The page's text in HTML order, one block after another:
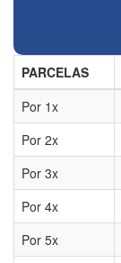
PARCELAS
Por 1x
Por 2x
Por 3x
Por 4x
Por 5x